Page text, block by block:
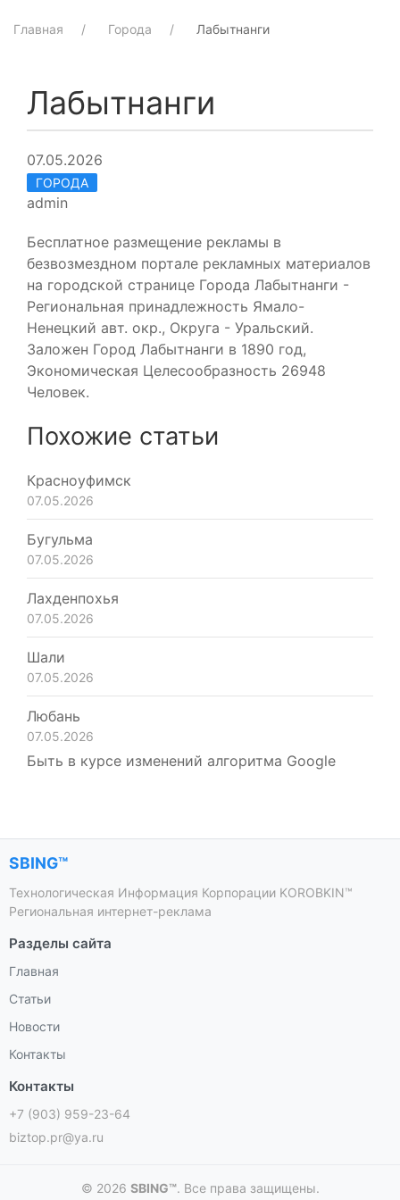
Главная Города Лабытнанги
Лабытнанги
07.05.2026
ГОРОДА
admin
Бесплатное размещение рекламы в
безвозмездном портале рекламных материалов
на городской странице Города Лабытнанги -
Региональная принадлежность Ямало-
Ненецкий авт. окр., Округа - Уральский.
Заложен Город Лабытнанги в 1890 год,
Экономическая Целесообразность 26948
Человек.
Похожие статьи
Красноуфимск
07.05.2026
Бугульма
07.05.2026
Лахденпохья
07.05.2026
Шали
07.05.2026
Любань
07.05.2026
Быть в курсе изменений алгоритма Google
SBING™
Технологическая Информация Корпорации KOROBKIN™
Региональная интернет-реклама
Разделы сайта
Главная
Статьи
Новости
Контакты
Контакты
+7 (903) 959-23-64
biztop.pr@ya.ru
© 2026 SBING™. Все права защищены.